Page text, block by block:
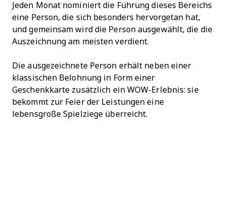
Jeden Monat nominiert die Führung dieses Bereichs
eine Person, die sich besonders hervorgetan hat,
und gemeinsam wird die Person ausgewählt, die die
Auszeichnung am meisten verdient.
Die ausgezeichnete Person erhält neben einer
klassischen Belohnung in Form einer
Geschenkkarte zusätzlich ein WOW-Erlebnis: sie
bekommt zur Feier der Leistungen eine
lebensgroße Spielziege überreicht.